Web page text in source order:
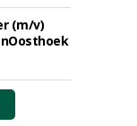
(m/v)